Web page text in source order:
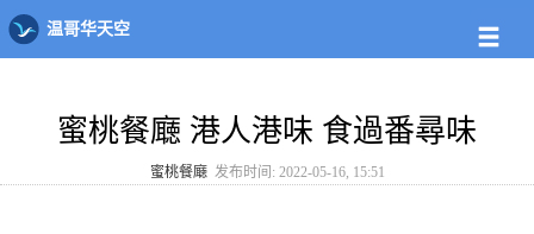
温哥华天空
大温店铺 大温菜板
蜜桃餐廰 港人港味 食過番尋味
蜜桃餐廰 发布时间: 2022-05-16, 15:51